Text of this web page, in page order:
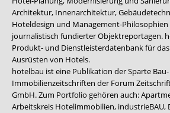
Architektur, Innenarchitektur,
Hoteldesign und Management-
journalistisch fundierter Objektreportagen.
Produkt- und Dienstleisterdatenbank für
Ausrüsten von Hotels.
hotelbau ist eine Publikation der Sparte
Immobilienzeitschriften der Forum
GmbH. Zum Portfolio gehören auch:
Arbeitskreis Hotelimmobilien, industrieBAU,